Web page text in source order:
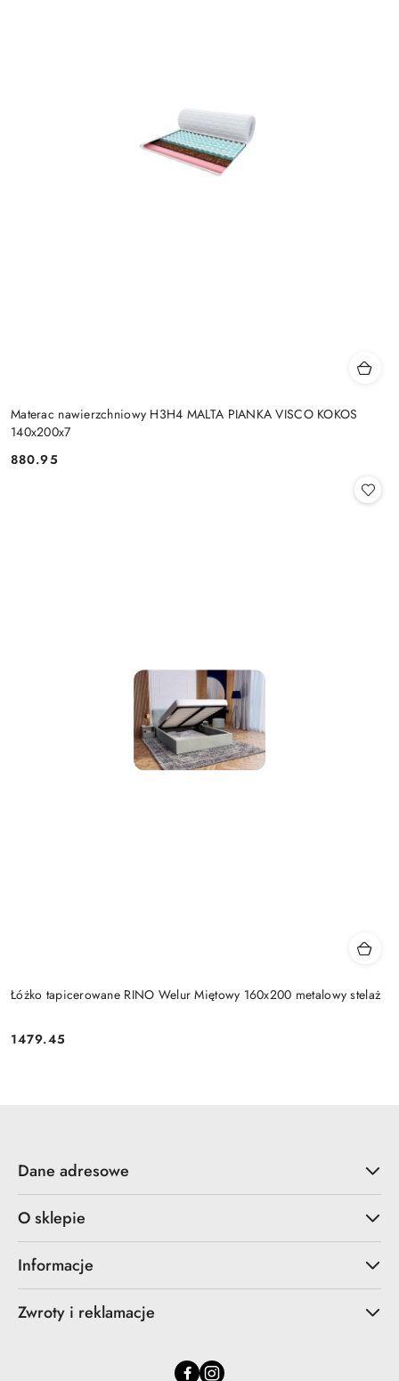
Materac nawierzchniowy H3H4 MALTA PIANKA VISCO KOKOS
140x200x7
Cena:
880.95
Łóżko tapicerowane RINO Welur Miętowy 160x200 metalowy stelaż
Cena:
1479.45
Dane adresowe
O sklepie
Informacje
Zwroty i reklamacje